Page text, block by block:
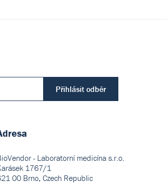
Přihlásit odběr
- Laboratorní medicína s.r.o.
1767/1
00 Brno, Czech Republic